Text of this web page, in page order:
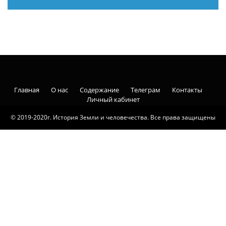
© 2019-2020г. История Земли и человечества. Все права защищены
Главная О нас Содержание Телеграм
Контакты
Личный кабинет